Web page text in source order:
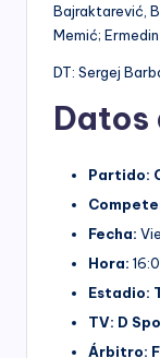
Bajraktarević,
Memić;
DT: Sergej
Partido:
Fecha:
Hora:
Estadio:
TV: D
Árbitro: